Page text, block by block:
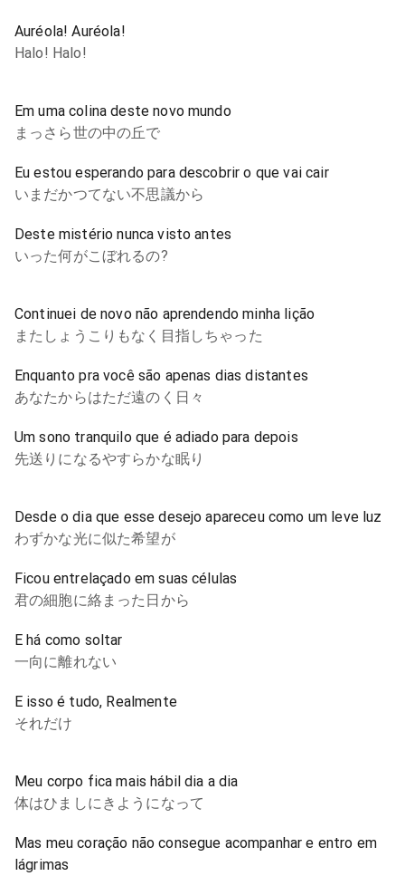
Auréola! Auréola!
Halo! Halo!
Em uma colina deste novo mundo
まっさら世の中の丘で
Eu estou esperando para descobrir o que vai cair
いまだかつてない不思議から
Deste mistério nunca visto antes
いった何がこぼれるの?
Continuei de novo não aprendendo minha lição
またしょうこりもなく目指しちゃった
Enquanto pra você são apenas dias distantes
あなたからはただ遠のく日々
Um sono tranquilo que é adiado para depois
先送りになるやすらかな眠り
Desde o dia que esse desejo apareceu como um leve luz
わずかな光に似た希望が
Ficou entrelaçado em suas células
君の細胞に絡まった日から
E há como soltar
一向に離れない
E isso é tudo, Realmente
それだけ
Meu corpo fica mais hábil dia a dia
体はひましにきようになって
Mas meu coração não consegue acompanhar e entro em
lágrimas